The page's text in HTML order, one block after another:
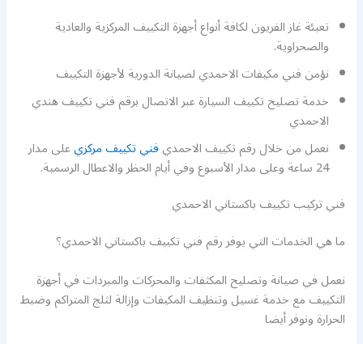
تعبئة غاز الفريون لكافة أنواع أجهزة التكييف المركزية والعادية
والصحراوية.
نؤمن فني مكيفات الاحمدي لصيانة الدورية لأجهزة التكييف
خدمة تصليح تكييف السيارة عبر الاتصال برقم فني تكييف هندي
الاحمدي
نعمل من خلال رقم تكييف الاحمديفني تكييف مركزيعلى مدار
24 ساعة وعلى مدار الأسبوع وفي أيام الحظر والاعطال الرسمية.
فني تركيب تكييف باكستاني الاحمدي
ما هي الخدمات التي يوفر رقم فني تكييف باكستاني الاحمدي؟
نعمل في صيانة وتصليح المكثفات والمحركات والمبردات في أجهزة
التكييف مع خدمة غسيل وتنظيف المكيفات وإزالة لثلج المتراكم وضبط
الحرارة ونوفر أيضا